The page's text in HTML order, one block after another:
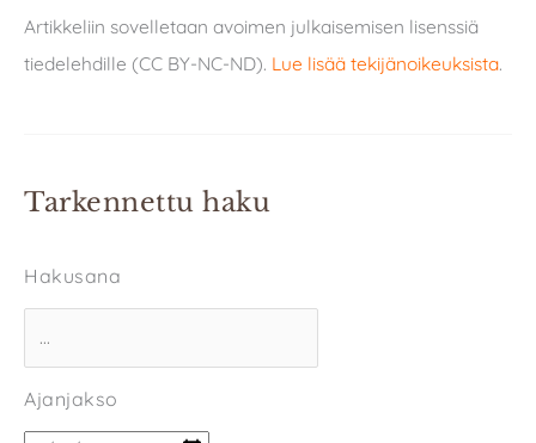
Artikkeliin sovelletaan avoimen julkaisemisen lisenssiä
tiedelehdille (CC BY-NC-ND). Lue lisää tekijänoikeuksista.
Tarkennettu haku
Hakusana
Ajanjakso